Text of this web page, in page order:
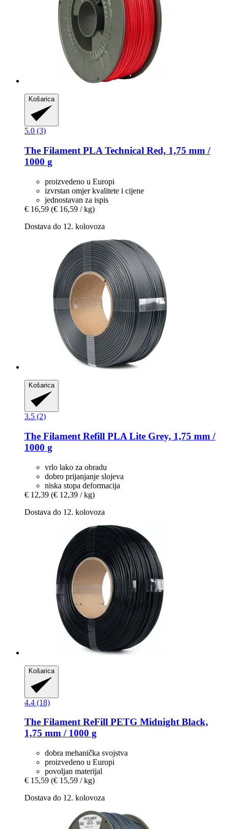
Košarica
5.0 (3)
The Filament PLA Technical Red, 1,75 mm /
1000 g
proizvedeno u Europi
izvrstan omjer kvalitete i cijene
jednostavan za ispis
€ 16,59 (€ 16,59 / kg)
Dostava do 12. kolovoza
Košarica
3.5 (2)
The Filament Refill PLA Lite Grey, 1,75 mm /
1000 g
vrlo lako za obradu
dobro prijanjanje slojeva
niska stopa deformacija
€ 12,39 (€ 12,39 / kg)
Dostava do 12. kolovoza
Košarica
4.4 (18)
The FilamentReFill PETG Midnight Black,
1,75 mm / 1000 g
dobra mehanička svojstva
proizvedeno u Europi
povoljan materijal
€ 15,59 (€ 15,59 / kg)
Dostava do 12. kolovoza